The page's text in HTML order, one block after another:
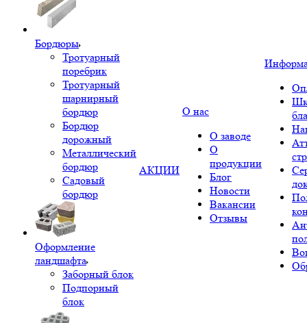
Бордюры
Тротуарный
поребрик
Тротуарный
шарнирный
бордюр
Бордюр
дорожный
Металлический
бордюр
Садовый
бордюр
Оформление
ландшафта
Заборный блок
Подпорный
блок
АКЦИИ
О нас
О заводе
О
продукции
Блог
Новости
Вакансии
Отзывы